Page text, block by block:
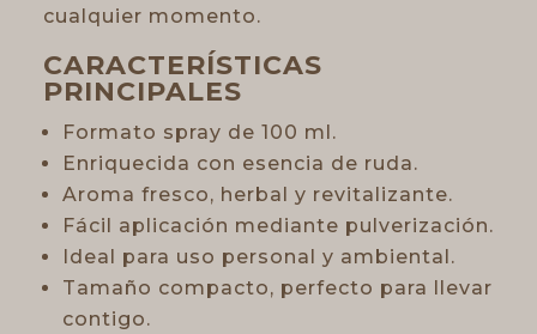
cualquier momento.
CARACTERÍSTICAS
PRINCIPALES
Formato spray de 100 ml.
Enriquecida con esencia de ruda.
Aroma fresco, herbal y revitalizante.
Fácil aplicación mediante pulverización.
Ideal para uso personal y ambiental.
Tamaño compacto, perfecto para llevar
contigo.